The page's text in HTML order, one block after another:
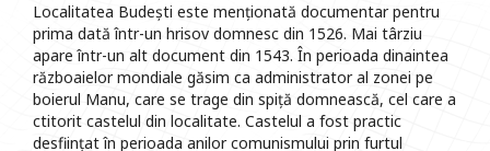
Localitatea Budești este menționată documentar pentru
prima dată într-un hrisov domnesc din 1526. Mai târziu
apare într-un alt document din 1543. În perioada dinaintea
războaielor mondiale găsim ca administrator al zonei pe
boierul Manu, care se trage din spiță domnească, cel care a
ctitorit castelul din localitate. Castelul a fost practic
desființat în perioada anilor comunismului prin furtul